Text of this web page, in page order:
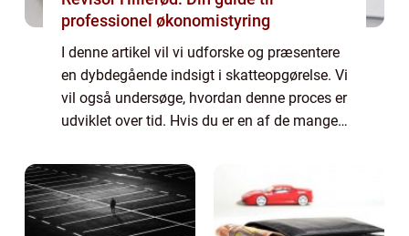
professionel økonomistyring
I denne artikel vil vi udforske og præsentere
en dybdegående indsigt i skatteopgørelse. Vi
vil også undersøge, hvordan denne proces er
udviklet over tid. Hvis du er en af de mange,
skattemæssige afregning...